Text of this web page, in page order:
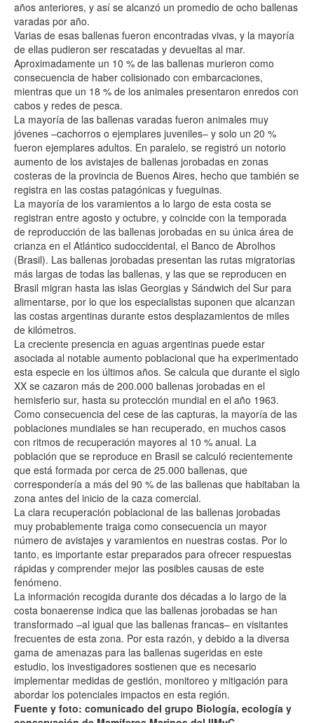
años anteriores, y así se alcanzó un promedio de ocho ballenas
varadas por año.
Varias de esas ballenas fueron encontradas vivas, y la mayoría
de ellas pudieron ser rescatadas y devueltas al mar.
Aproximadamente un 10 % de las ballenas murieron como
consecuencia de haber colisionado con embarcaciones,
mientras que un 18 % de los animales presentaron enredos con
cabos y redes de pesca.
La mayoría de las ballenas varadas fueron animales muy
jóvenes –cachorros o ejemplares juveniles– y solo un 20 %
fueron ejemplares adultos. En paralelo, se registró un notorio
aumento de los avistajes de ballenas jorobadas en zonas
costeras de la provincia de Buenos Aires, hecho que también se
registra en las costas patagónicas y fueguinas.
La mayoría de los varamientos a lo largo de esta costa se
registran entre agosto y octubre, y coincide con la temporada
de reproducción de las ballenas jorobadas en su única área de
crianza en el Atlántico sudoccidental, el Banco de Abrolhos
(Brasil). Las ballenas jorobadas presentan las rutas migratorias
más largas de todas las ballenas, y las que se reproducen en
Brasil migran hasta las islas Georgias y Sándwich del Sur para
alimentarse, por lo que los especialistas suponen que alcanzan
las costas argentinas durante estos desplazamientos de miles
de kilómetros.
La creciente presencia en aguas argentinas puede estar
asociada al notable aumento poblacional que ha experimentado
esta especie en los últimos años. Se calcula que durante el siglo
XX se cazaron más de 200.000 ballenas jorobadas en el
hemisferio sur, hasta su protección mundial en el año 1963.
Como consecuencia del cese de las capturas, la mayoría de las
poblaciones mundiales se han recuperado, en muchos casos
con ritmos de recuperación mayores al 10 % anual. La
población que se reproduce en Brasil se calculó recientemente
que está formada por cerca de 25.000 ballenas, que
correspondería a más del 90 % de las ballenas que habitaban la
zona antes del inicio de la caza comercial.
La clara recuperación poblacional de las ballenas jorobadas
muy probablemente traiga como consecuencia un mayor
número de avistajes y varamientos en nuestras costas. Por lo
tanto, es importante estar preparados para ofrecer respuestas
rápidas y comprender mejor las posibles causas de este
fenómeno.
La información recogida durante dos décadas a lo largo de la
costa bonaerense indica que las ballenas jorobadas se han
transformado –al igual que las ballenas francas– en visitantes
frecuentes de esta zona. Por esta razón, y debido a la diversa
gama de amenazas para las ballenas sugeridas en este
estudio, los investigadores sostienen que es necesario
implementar medidas de gestión, monitoreo y mitigación para
abordar los potenciales impactos en esta región.
Fuente y foto: comunicado del grupo Biología, ecología y